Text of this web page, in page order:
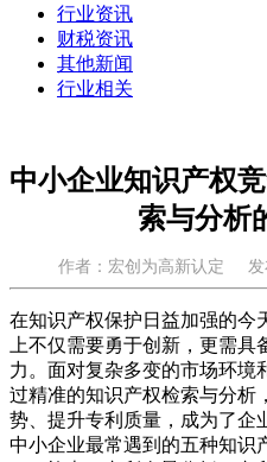
行业资讯
财税资讯
其他新闻
行业相关
中小企业知识产权
索与分析
作者：宏创为高新认定
在知识产权保护日益加强的今
上不仅需要勇于创新，更需
力。面对复杂多变的市场环境
过精准的知识产权检索与分析
势、提升专利质量，成为了企
中小企业最常遇到的五种知识